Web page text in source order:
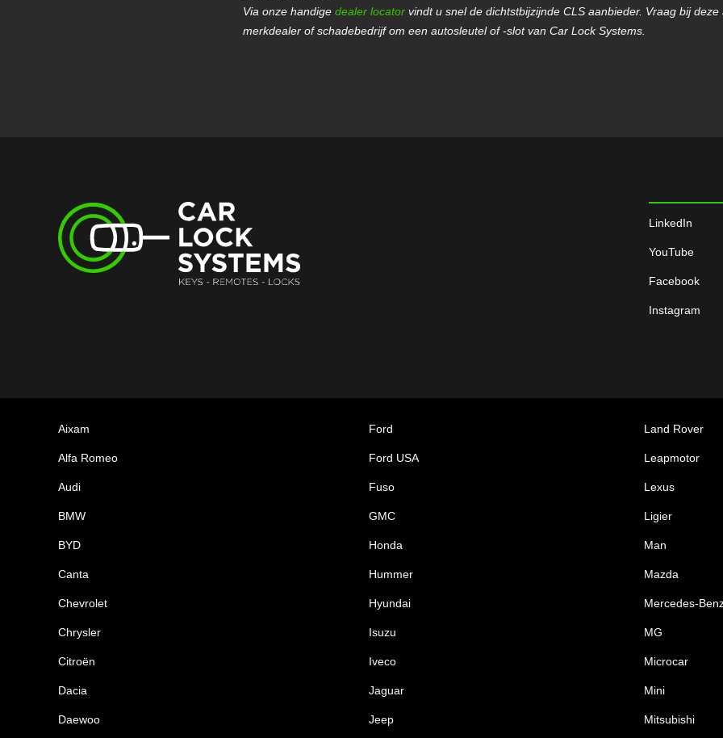
Via onze handigedealer locator vindt u snel de dichtstbijzijnde CLS aanbieder. Vraag bij deze
merkdealer of schadebedrijf om een autosleutel of -slot van Car Lock Systems.
LinkedIn
YouTube
Facebook
Instagram
Aixam
Alfa Romeo
Audi
BMW
BYD
Canta
Chevrolet
Chrysler
Citroën
Dacia
Daewoo
Ford
Ford USA
Fuso
GMC
Honda
Hummer
Hyundai
Isuzu
Iveco
Jaguar
Jeep
Land Rover
Leapmotor
Lexus
Ligier
Man
Mazda
Mercedes-
MG
Microcar
Mini
Mitsubishi